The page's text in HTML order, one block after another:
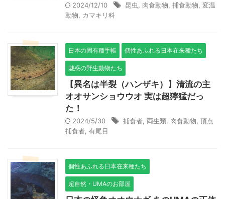
2024/12/10 昆虫 肉食動物 捕食動物 変温
動物
カマキリ科
日本の固有種手帳 個性あふれる日本在来種たち
魅惑の野生動物たち
【異名は半裂（ハンザキ）】清流の主
オオサンショウウオ 実は超獰猛だっ
た！
2024/5/30 捕食者 両生類 肉食動物 頂点
捕食者 有尾目
個性あふれる日本在来種たち
超自然・UMAのお部屋